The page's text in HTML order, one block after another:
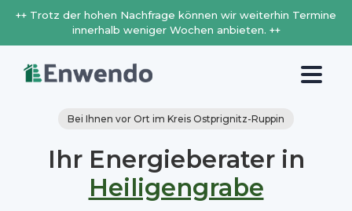
++ Trotz der hohen Nachfrage können wir weiterhin Termine
innerhalb weniger Wochen anbieten. ++
Bei Ihnen vor Ort im Kreis Ostprignitz-Ruppin
Ihr Energieberater in
Heiligengrabe